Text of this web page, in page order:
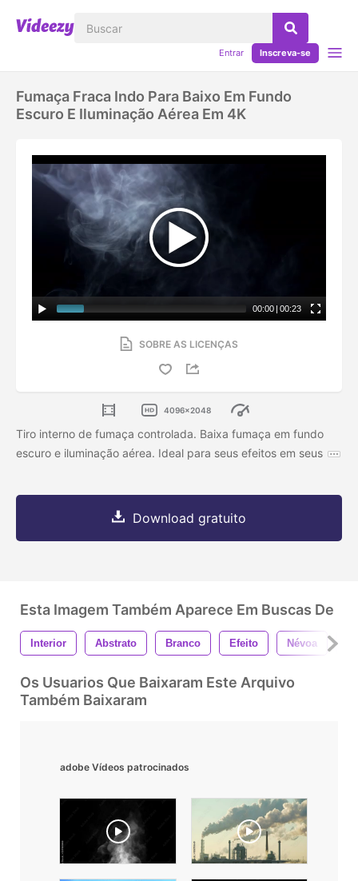
Entrar Inscreva-se
Fumaça Fraca Indo Para Baixo Em Fundo
Escuro E Iluminação Aérea Em 4K
00:00 | 00:23
SOBRE AS LICENÇAS
4096x2048
Tiro interno de fumaça controlada. Baixa fumaça em fundo
escuro e iluminação aérea. Ideal para seus efeitos em seus
Download gratuito
Esta Imagem Também Aparece Em Buscas De
Interior Abstrato Branco Efeito Névoa
Os Usuarios Que Baixaram Este Arquivo
Também Baixaram
adobe Vídeos patrocinados